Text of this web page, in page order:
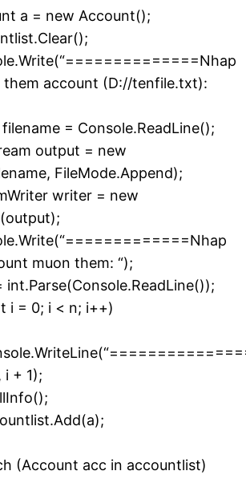
= new Account();
them account (D://tenfile.txt):
= Console.ReadLine();
output = new
FileMode.Append);
writer = new
muon them: “);
0; i < n; i++)
i + 1);
acc in accountlist)